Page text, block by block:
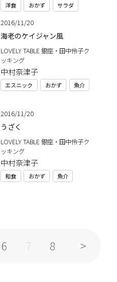
洋食 おかず サラダ
2016/11/20
海老のケイジャン風
LOVELY TABLE 銀座・田中伶子ク
ッキング
中村奈津子
エスニック おかず 魚介
2016/11/20
うざく
LOVELY TABLE 銀座・田中伶子ク
ッキング
中村奈津子
和食 おかず 魚介
6 7 8